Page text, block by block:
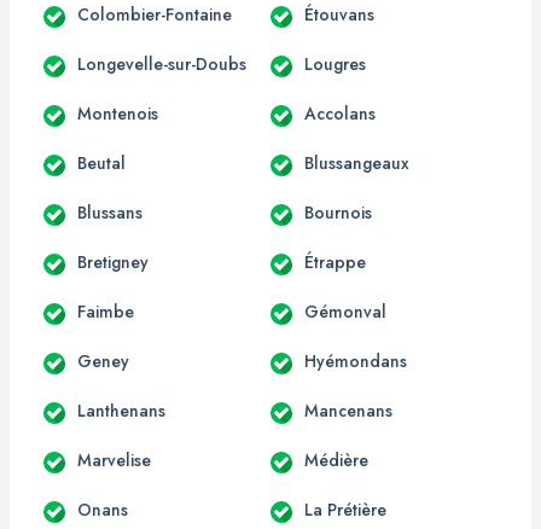
Colombier-Fontaine Étouvans
Longevelle-sur-Doubs Lougres
Montenois Accolans
Beutal Blussangeaux
Blussans Bournois
Bretigney Étrappe
Faimbe Gémonval
Geney Hyémondans
Lanthenans Mancenans
Marvelise Médière
Onans La Prétière